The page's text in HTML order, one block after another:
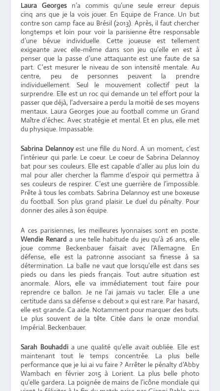
Laura Georges n’a commis qu’une seule erreur depuis
cinq ans que je la vois jouer. En Equipe de France. Un but
contre son camp face au Brésil (2013). Après, il faut chercher
longtemps et loin pour voir la parisienne être responsable
d’une bévue individuelle. Cette joueuse est tellement
exigeante avec elle-même dans son jeu qu’elle en est à
penser que la passe d’une attaquante est une faute de sa
part. C’est mesurer le niveau de son intensité mentale. Au
centre, peu de personnes peuvent la prendre
individuellement. Seul le mouvement collectif peut la
surprendre. Elle est un roc qui demande un tel effort pour la
passer que déjà, l’adversaire a perdu la moitié de ses moyens
mentaux. Laura Georges joue au football comme un Grand
Maître d’échec. Avec stratégie et mental. Et en plus, elle met
du physique. Impassable.
Sabrina Delannoyest une fille du Nord. A un moment, c’est
l’intérieur qui parle. Le coeur. Le coeur de Sabrina Delannoy
bat pour ses couleurs. Elle est capable d’aller au plus loin du
mal pour aller chercher la flamme d’espoir qui permettra à
ses couleurs de respirer. C’est une guerrière de l’impossible.
Prête à tous les combats. Sabrina Delannoy est une boxeuse
du football. Son plus grand plaisir. Le duel du pénalty. Pour
donner des ailes à son équipe.
A ces parisiennes, les meilleures lyonnaises sont en poste.
Wendie Renard a une telle habitude du jeu qu’à 26 ans, elle
joue comme Beckenbauer faisait avec l’Allemagne. En
défense, elle est la patronne associant sa finesse à sa
détermination. La balle ne vaut que lorsqu’elle est dans ses
pieds ou dans les pieds français. Tout autre situation est
anormale. Alors, elle va immédiatement tout faire pour
reprendre ce ballon. Je ne l’ai jamais vu tacler. Elle a une
certitude dans sa défense « debout » qui est rare. Par hasard,
elle est grande. Ca aide. Notamment pour marquer des buts.
Le plus souvent de la tête. Citée dans le onze mondial.
Impérial. Beckenbauer.
Sarah Bouhaddi a une qualité qu’elle avait oubliée. Elle est
maintenant tout le temps concentrée. La plus belle
performance que je lui ai vu faire ? Arrêter le pénalty d’Abby
Wambach en février 2015 à Lorient. La plus belle photo
qu’elle gardera. La poignée de mains de l’icône mondiale qui